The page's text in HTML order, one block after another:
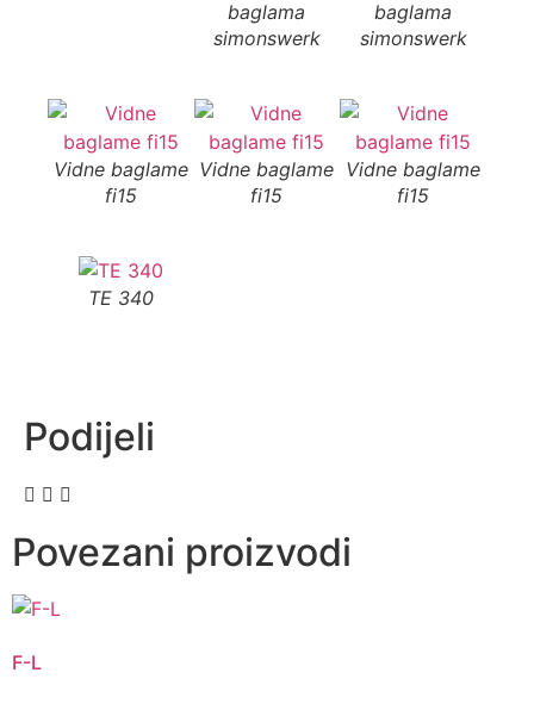
baglama
simonswerk
baglama
simonswerk
Vidne baglame
fi15
Vidne baglame
fi15
Vidne baglame
fi15
TE 340
Podijeli
Povezani proizvodi
F-L